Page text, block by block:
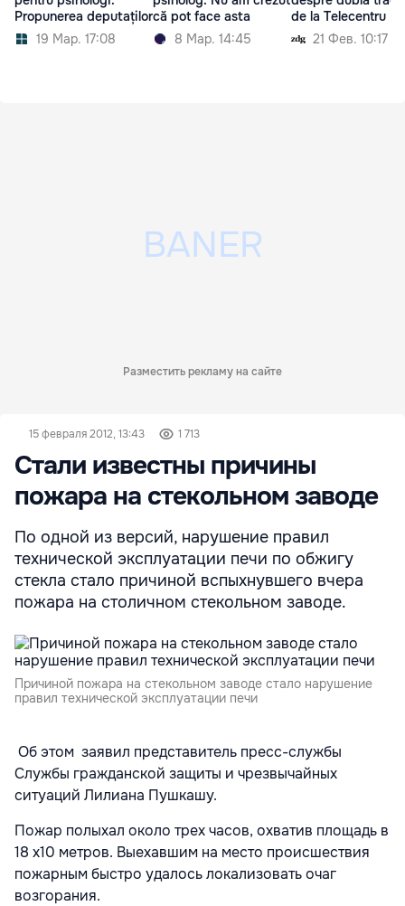
Propunerea deputaților
19 Мар. 17:08
că pot face asta
8 Мар. 14:45
de la Telecentru
21 Фев. 10:17
Разместить рекламу на сайте
15 февраля 2012, 13:43 1 713
Стали известны причины
пожара на стекольном заводе
По одной из версий, нарушение правил
технической эксплуатации печи по обжигу
стекла стало причиной вспыхнувшего вчера
пожара на столичном стекольном заводе.
Причиной пожара на стекольном заводе стало нарушение
правил технической эксплуатации печи
Об этом заявил представитель пресс-службы
Службы гражданской защиты и чрезвычайных
ситуаций Лилиана Пушкашу.
Пожар полыхал около трех часов, охватив площадь в
18 x10 метров. Выехавшим на место происшествия
пожарным быстро удалось локализовать очаг
возгорания.